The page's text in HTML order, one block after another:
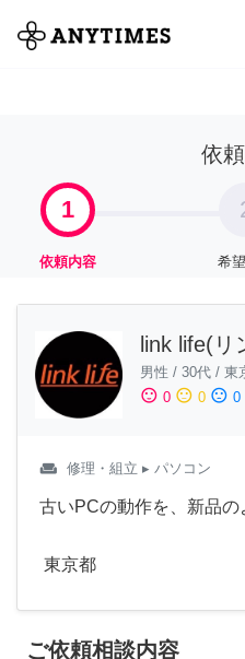
全て
依
1
依頼内容 希
link life(リ
男性 / 30代 / 東
sentiment_satisfied 0 sentiment_neutral 0 sentiment_dissatisfied 0
weekend 修理・組立 ▸ パソコン
古いPCの動作を、新品の
東京都
ご依頼相談内容